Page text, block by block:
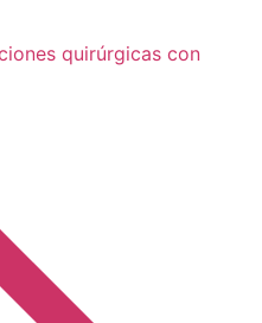
quirúrgicas con